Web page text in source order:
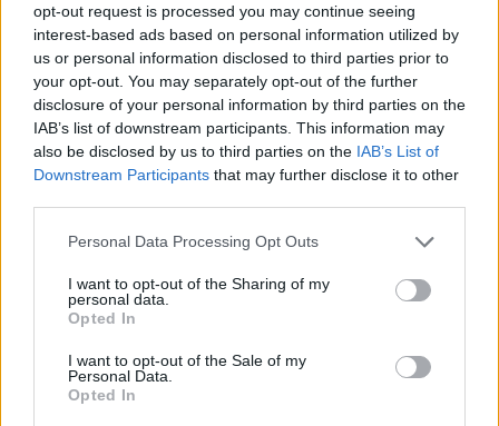
opt-out request is processed you may continue seeing
interest-based ads based on personal information utilized by
us or personal information disclosed to third parties prior to
your opt-out. You may separately opt-out of the further
disclosure of your personal information by third parties on the
IAB’s list of downstream participants. This information may
also be disclosed by us to third parties on the IAB’s List of
Downstream Participants that may further disclose it to other
Personal Data Processing Opt Outs
I want to opt-out of the Sharing of my
personal data.
Opted In
I want to opt-out of the Sale of my
Personal Data.
Opted In
Β.Σ. Καρούλιας: Τζίρος 98,7
εκατ. ευρώ και αύξηση κερδών
57% - Τα νέα στοιχήματα σε
low & non alcohol
Deloitte Ελλάδος:
Χρηματοοικονομικός
σύμβουλος της ΔΕΗ για την
είσοδο στην πολωνική αγορά
ενέργειας
Το FIAT 500 Hybrid τώρα από
συνεργασίας τους μέχρι το
2028